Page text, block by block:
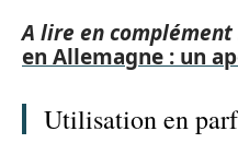
A lire en complément
en Allemagne : un
Utilisation en